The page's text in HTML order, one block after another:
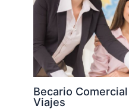
Becario
Viajes